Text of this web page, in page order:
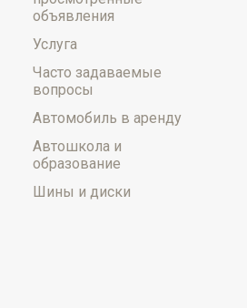
объявления
Услуга
Часто задаваемые
вопросы
Автомобиль в аренду
Автошкола и
образование
Шины и диски